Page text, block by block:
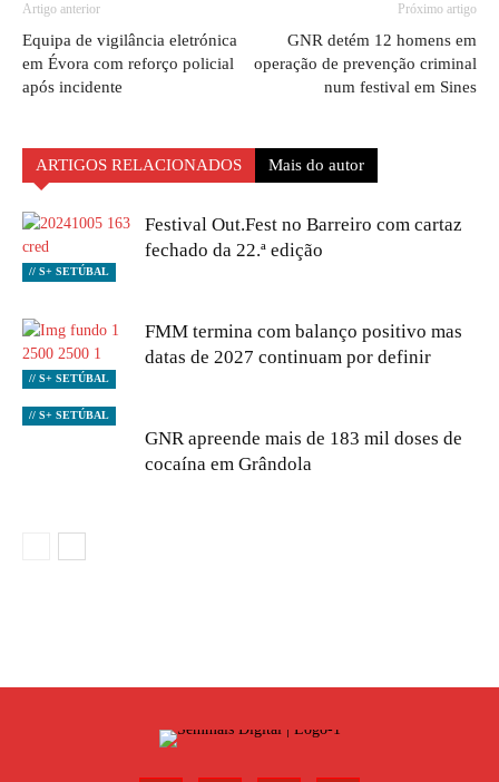
Artigo anterior
Equipa de vigilância eletrónica
em Évora com reforço policial
após incidente
Próximo artigo
GNR detém 12 homens em
operação de prevenção criminal
num festival em Sines
ARTIGOS RELACIONADOS Mais do autor
// S+ SETÚBAL
Festival Out.Fest no Barreiro com cartaz
fechado da 22.ª edição
// S+ SETÚBAL
FMM termina com balanço positivo mas
datas de 2027 continuam por definir
// S+ SETÚBAL
GNR apreende mais de 183 mil doses de
cocaína em Grândola